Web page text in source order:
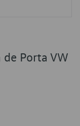
Porta VW